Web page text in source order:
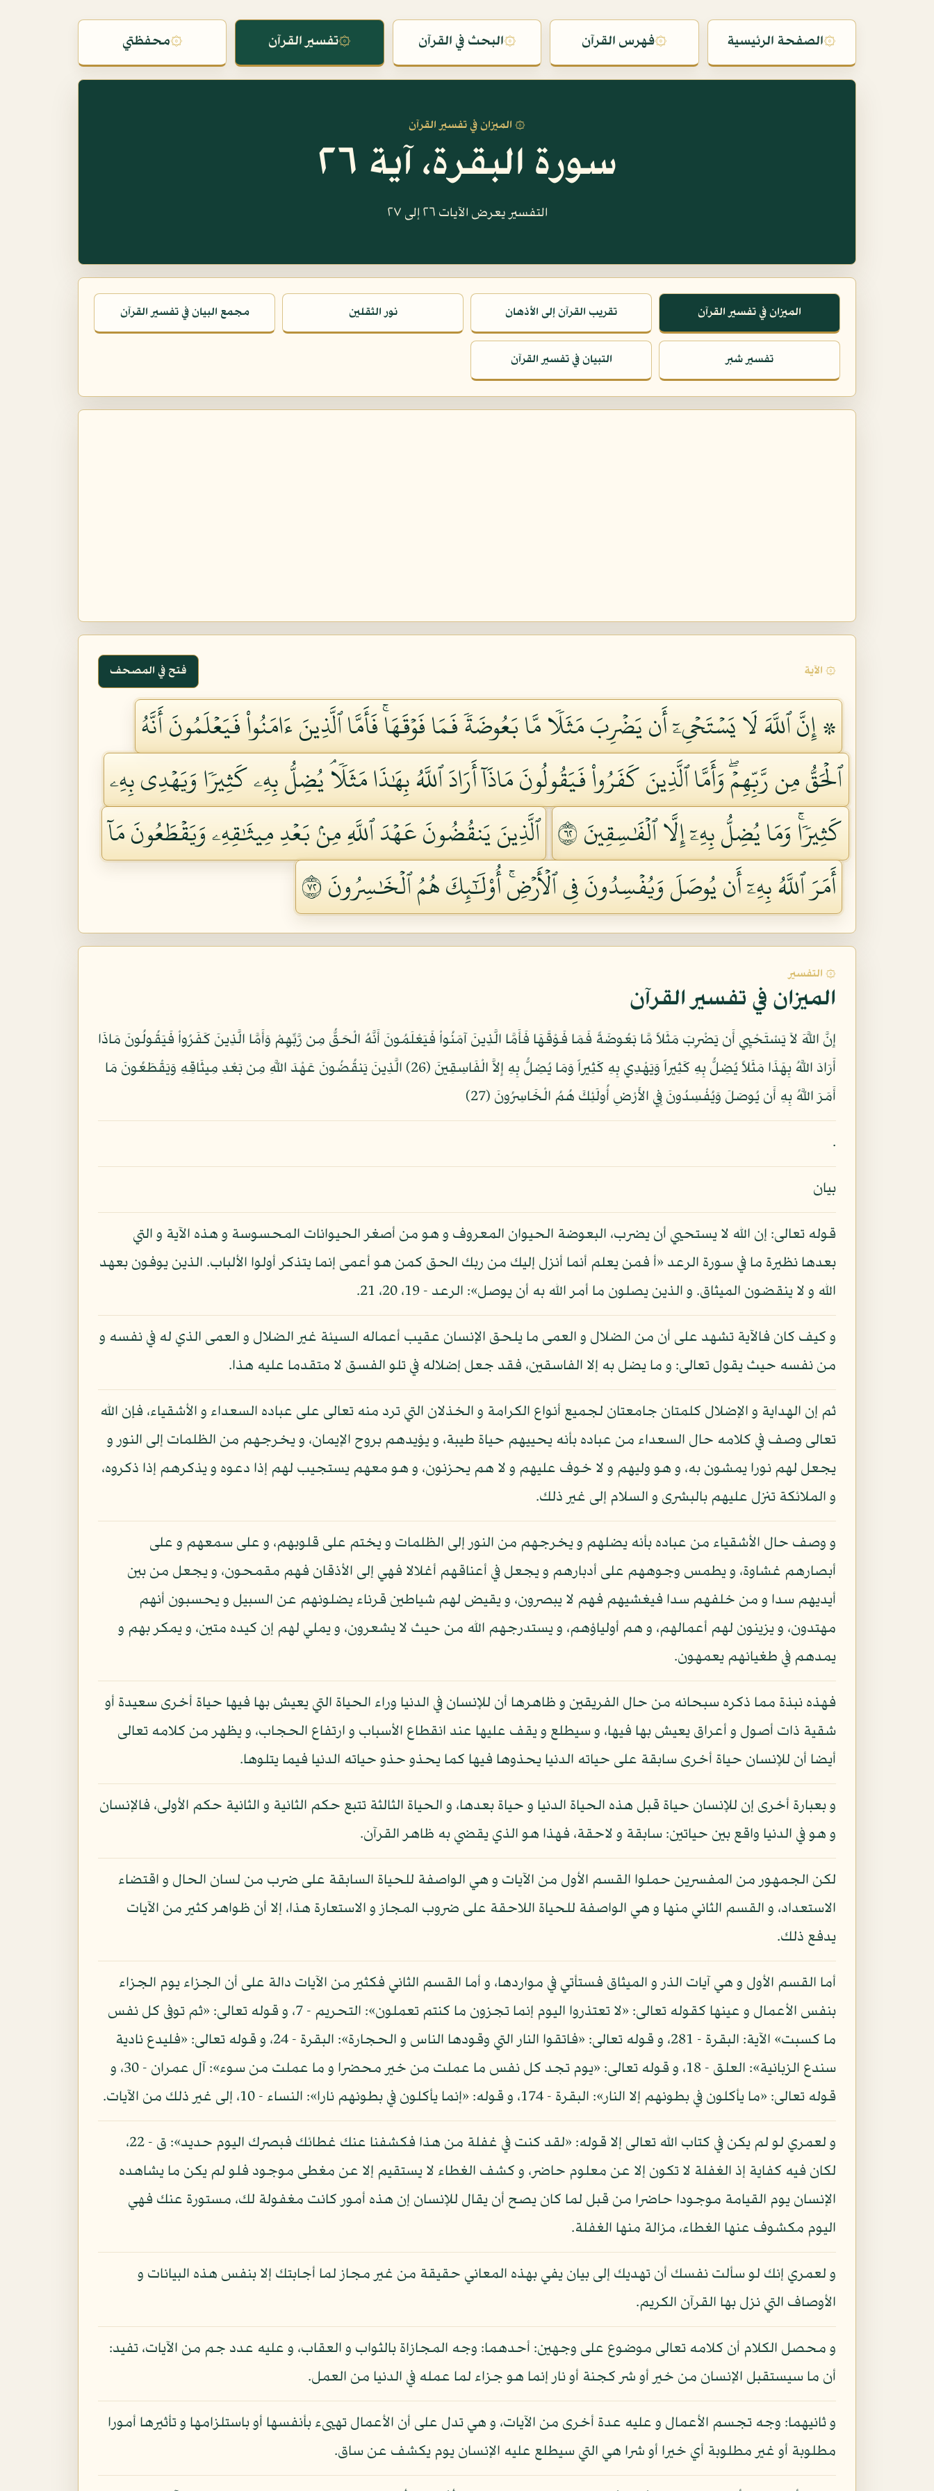
۞الصفحة الرئيسية ۞فهرس القرآن ۞البحث في القرآن ۞تفسير القرآن ۞محفظتي
۞ الميزان في تفسير القرآن
سورة البقرة، آية ٢٦
التفسير يعرض الآيات ٢٦ إلى ٢٧
الميزان في تفسير القرآن تقريب القرآن إلى الأذهان نور الثقلين مجمع البيان في تفسير القرآن
تفسير شبر التبيان في تفسير القرآن
۞ الآية فتح في المصحف
۞ إِنَّ ٱللَّهَ لَا يَسۡتَحۡيِۦٓ أَن يَضۡرِبَ مَثَلٗا مَّا بَعُوضَةٗ فَمَا فَوۡقَهَاۚ فَأَمَّا ٱلَّذِينَ ءَامَنُواْ فَيَعۡلَمُونَ أَنَّهُ
ٱلۡحَقُّ مِن رَّبِّهِمۡۖ وَأَمَّا ٱلَّذِينَ كَفَرُواْ فَيَقُولُونَ مَاذَآ أَرَادَ ٱللَّهُ بِهَٰذَا مَثَلٗاۘ يُضِلُّ بِهِۦ كَثِيرٗا وَيَهۡدِي بِهِۦ
كَثِيرٗاۚ وَمَا يُضِلُّ بِهِۦٓ إِلَّا ٱلۡفَٰسِقِينَ ٢٦
ٱلَّذِينَ يَنقُضُونَ عَهۡدَ ٱللَّهِ مِنۢ بَعۡدِ مِيثَٰقِهِۦ وَيَقۡطَعُونَ مَآ
أَمَرَ ٱللَّهُ بِهِۦٓ أَن يُوصَلَ وَيُفۡسِدُونَ فِي ٱلۡأَرۡضِۚ أُوْلَٰٓئِكَ هُمُ ٱلۡخَٰسِرُونَ ٢٧
۞ التفسير
الميزان في تفسير القرآن
إِنَّ اللَّهَ لاَ يَسْتَحْيِي أَن يَضْرِبَ مَثَلاً مَّا بَعُوضَةً فَمَا فَوْقَهَا فَأَمَّا الَّذِينَ آمَنُواْ فَيَعْلَمُونَ أَنَّهُ الْحَقُّ مِن رَّبِّهِمْ وَأَمَّا الَّذِينَ كَفَرُواْ فَيَقُولُونَ مَاذَا
أَرَادَ اللَّهُ بِهَذَا مَثَلاً يُضِلُّ بِهِ كَثِيراً وَيَهْدِي بِهِ كَثِيراً وَمَا يُضِلُّ بِهِ إِلاَّ الْفَاسِقِينَ (26) الَّذِينَ يَنقُضُونَ عَهْدَ اللَّهِ مِن بَعْدِ مِيثَاقِهِ وَيَقْطَعُونَ مَا
أَمَرَ اللَّهُ بِهِ أَن يُوصَلَ وَيُفْسِدُونَ فِي الأَرْضِ أُولَئِكَ هُمُ الْخَاسِرُونَ (27)
.
بيان
قوله تعالى: إن الله لا يستحيي أن يضرب، البعوضة الحيوان المعروف و هو من أصغر الحيوانات المحسوسة و هذه الآية و التي
بعدها نظيرة ما في سورة الرعد «أ فمن يعلم أنما أنزل إليك من ربك الحق كمن هو أعمى إنما يتذكر أولوا الألباب. الذين يوفون بعهد
الله و لا ينقضون الميثاق. و الذين يصلون ما أمر الله به أن يوصل»: الرعد - 19، 20، 21.
و كيف كان فالآية تشهد على أن من الضلال و العمى ما يلحق الإنسان عقيب أعماله السيئة غير الضلال و العمى الذي له في نفسه و
من نفسه حيث يقول تعالى: و ما يضل به إلا الفاسقين، فقد جعل إضلاله في تلو الفسق لا متقدما عليه هذا.
ثم إن الهداية و الإضلال كلمتان جامعتان لجميع أنواع الكرامة و الخذلان التي ترد منه تعالى على عباده السعداء و الأشقياء، فإن الله
تعالى وصف في كلامه حال السعداء من عباده بأنه يحييهم حياة طيبة، و يؤيدهم بروح الإيمان، و يخرجهم من الظلمات إلى النور و
يجعل لهم نورا يمشون به، و هو وليهم و لا خوف عليهم و لا هم يحزنون، و هو معهم يستجيب لهم إذا دعوه و يذكرهم إذا ذكروه،
و الملائكة تنزل عليهم بالبشرى و السلام إلى غير ذلك.
و وصف حال الأشقياء من عباده بأنه يضلهم و يخرجهم من النور إلى الظلمات و يختم على قلوبهم، و على سمعهم و على
أبصارهم غشاوة، و يطمس وجوههم على أدبارهم و يجعل في أعناقهم أغلالا فهي إلى الأذقان فهم مقمحون، و يجعل من بين
أيديهم سدا و من خلفهم سدا فيغشيهم فهم لا يبصرون، و يقيض لهم شياطين قرناء يضلونهم عن السبيل و يحسبون أنهم
مهتدون، و يزينون لهم أعمالهم، و هم أولياؤهم، و يستدرجهم الله من حيث لا يشعرون، و يملي لهم إن كيده متين، و يمكر بهم و
يمدهم في طغيانهم يعمهون.
فهذه نبذة مما ذكره سبحانه من حال الفريقين و ظاهرها أن للإنسان في الدنيا وراء الحياة التي يعيش بها فيها حياة أخرى سعيدة أو
شقية ذات أصول و أعراق يعيش بها فيها، و سيطلع و يقف عليها عند انقطاع الأسباب و ارتفاع الحجاب، و يظهر من كلامه تعالى
أيضا أن للإنسان حياة أخرى سابقة على حياته الدنيا يحذوها فيها كما يحذو حذو حياته الدنيا فيما يتلوها.
و بعبارة أخرى إن للإنسان حياة قبل هذه الحياة الدنيا و حياة بعدها، و الحياة الثالثة تتبع حكم الثانية و الثانية حكم الأولى، فالإنسان
و هو في الدنيا واقع بين حياتين: سابقة و لاحقة، فهذا هو الذي يقضي به ظاهر القرآن.
لكن الجمهور من المفسرين حملوا القسم الأول من الآيات و هي الواصفة للحياة السابقة على ضرب من لسان الحال و اقتضاء
الاستعداد، و القسم الثاني منها و هي الواصفة للحياة اللاحقة على ضروب المجاز و الاستعارة هذا، إلا أن ظواهر كثير من الآيات
يدفع ذلك.
أما القسم الأول و هي آيات الذر و الميثاق فستأتي في مواردها، و أما القسم الثاني فكثير من الآيات دالة على أن الجزاء يوم الجزاء
بنفس الأعمال و عينها كقوله تعالى: «لا تعتذروا اليوم إنما تجزون ما كنتم تعملون»: التحريم - 7، و قوله تعالى: «ثم توفى كل نفس
ما كسبت» الآية: البقرة - 281، و قوله تعالى: «فاتقوا النار التي وقودها الناس و الحجارة»: البقرة - 24، و قوله تعالى: «فليدع نادية
سندع الزبانية»: العلق - 18، و قوله تعالى: «يوم تجد كل نفس ما عملت من خير محضرا و ما عملت من سوء»: آل عمران - 30، و
قوله تعالى: «ما يأكلون في بطونهم إلا النار»: البقرة - 174، و قوله: «إنما يأكلون في بطونهم نارا»: النساء - 10، إلى غير ذلك من الآيات.
و لعمري لو لم يكن في كتاب الله تعالى إلا قوله: «لقد كنت في غفلة من هذا فكشفنا عنك غطائك فبصرك اليوم حديد»: ق - 22،
لكان فيه كفاية إذ الغفلة لا تكون إلا عن معلوم حاضر، و كشف الغطاء لا يستقيم إلا عن مغطى موجود فلو لم يكن ما يشاهده
الإنسان يوم القيامة موجودا حاضرا من قبل لما كان يصح أن يقال للإنسان إن هذه أمور كانت مغفولة لك، مستورة عنك فهي
اليوم مكشوف عنها الغطاء، مزالة منها الغفلة.
و لعمري إنك لو سألت نفسك أن تهديك إلى بيان يفي بهذه المعاني حقيقة من غير مجاز لما أجابتك إلا بنفس هذه البيانات و
الأوصاف التي نزل بها القرآن الكريم.
و محصل الكلام أن كلامه تعالى موضوع على وجهين: أحدهما: وجه المجازاة بالثواب و العقاب، و عليه عدد جم من الآيات، تفيد:
أن ما سيستقبل الإنسان من خير أو شر كجنة أو نار إنما هو جزاء لما عمله في الدنيا من العمل.
و ثانيهما: وجه تجسم الأعمال و عليه عدة أخرى من الآيات، و هي تدل على أن الأعمال تهيىء بأنفسها أو باستلزامها و تأثيرها أمورا
مطلوبة أو غير مطلوبة أي خيرا أو شرا هي التي سيطلع عليه الإنسان يوم يكشف عن ساق.